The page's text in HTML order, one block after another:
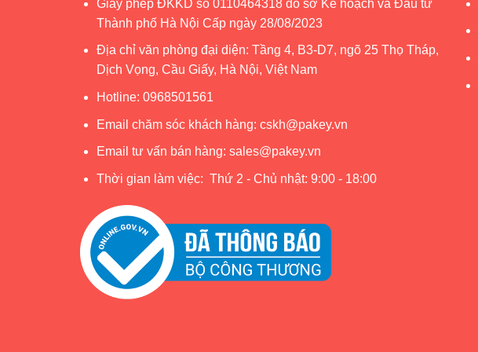
Giấy phép ĐKKD số 0110464318 do sở Kế hoạch và Đầu tư
Thành phố Hà Nội Cấp ngày 28/08/2023
Địa chỉ văn phòng đại diện: Tầng 4, B3-D7, ngõ 25 Thọ Tháp,
Dịch Vọng, Cầu Giấy, Hà Nội, Việt Nam
Hotline: 0968501561
Email chăm sóc khách hàng: cskh@pakey.vn
Email tư vấn bán hàng: sales@pakey.vn
Thời gian làm việc: Thứ 2 - Chủ nhật: 9:00 - 18:00